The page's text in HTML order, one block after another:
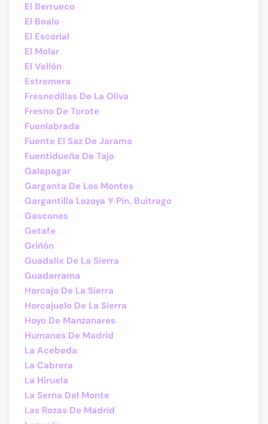
El Berrueco
El Boalo
El Escorial
El Molar
El Vellón
Estremera
Fresnedillas De La Oliva
Fresno De Torote
Fuenlabrada
Fuente El Saz De Jarama
Fuentidueña De Tajo
Galapagar
Garganta De Los Montes
Gargantilla Lozoya Y Pin. Buitrago
Gascones
Getafe
Griñón
Guadalix De La Sierra
Guadarrama
Horcajo De La Sierra
Horcajuelo De La Sierra
Hoyo De Manzanares
Humanes De Madrid
La Acebeda
La Cabrera
La Hiruela
La Serna Del Monte
Las Rozas De Madrid